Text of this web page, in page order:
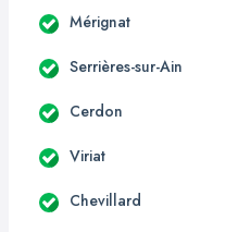
Mérignat
Serrières-sur-Ain
Cerdon
Viriat
Chevillard